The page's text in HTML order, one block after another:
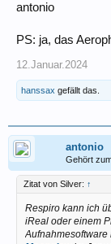
antonio
PS: ja, das
12.Januar.2024
hanssax gefällt das.
antonio
Gehört
Zitat von Silver: ↑
Respiro kann ich
iReal oder einem